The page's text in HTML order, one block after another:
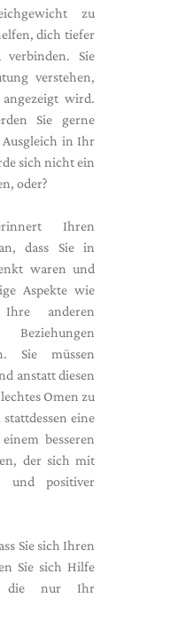
zu
dich tiefer
Sie
verstehen,
wird.
Sie gerne
in Ihr
sich nicht ein
oder?
Ihren
dass Sie in
waren und
Aspekte wie
anderen
Sie müssen
anstatt diesen
Omen zu
eine
besseren
der sich mit
und positiver
Sie sich Ihren
Sie sich Hilfe
die nur Ihr